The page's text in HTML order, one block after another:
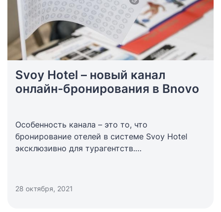
Svoy Hotel – новый канал
онлайн-бронирования в Bnovo
Особенность канала – это то, что
бронирование отелей в системе Svoy Hotel
эксклюзивно для турагентств.
28 октября, 2021